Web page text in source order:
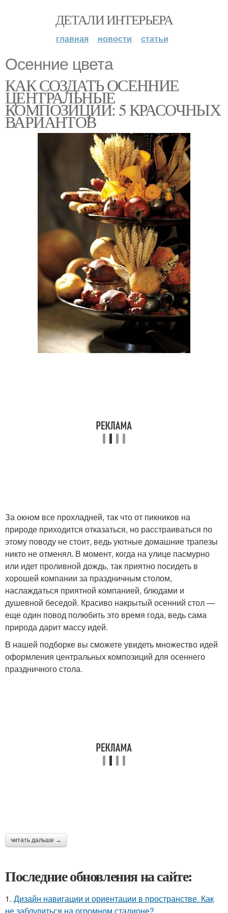
ДЕТАЛИ ИНТЕРЬЕРА
главная новости статьи
Осенние цвета
КАК СОЗДАТЬ ОСЕННИЕ
ЦЕНТРАЛЬНЫЕ
КОМПОЗИЦИИ: 5 КРАСОЧНЫХ
ВАРИАНТОВ
За окном все прохладней, так что от пикников на
природе приходится отказаться, но расстраиваться по
этому поводу не стоит, ведь уютные домашние трапезы
никто не отменял. В момент, когда на улице пасмурно
или идет проливной дождь, так приятно посидеть в
хорошей компании за праздничным столом,
наслаждаться приятной компанией, блюдами и
душевной беседой. Красиво накрытый осенний стол —
еще один повод полюбить это время года, ведь сама
природа дарит массу идей.
В нашей подборке вы сможете увидеть множество идей
оформления центральных композиций для осеннего
праздничного стола.
читать дальше →
Последние обновления на сайте:
1. Дизайн навигации и ориентации в пространстве. Как